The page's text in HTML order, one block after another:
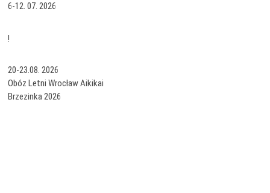
6-12. 07. 2026
!
20-23.08. 2026
Obóz Letni Wrocław Aikikai
Brzezinka 2026